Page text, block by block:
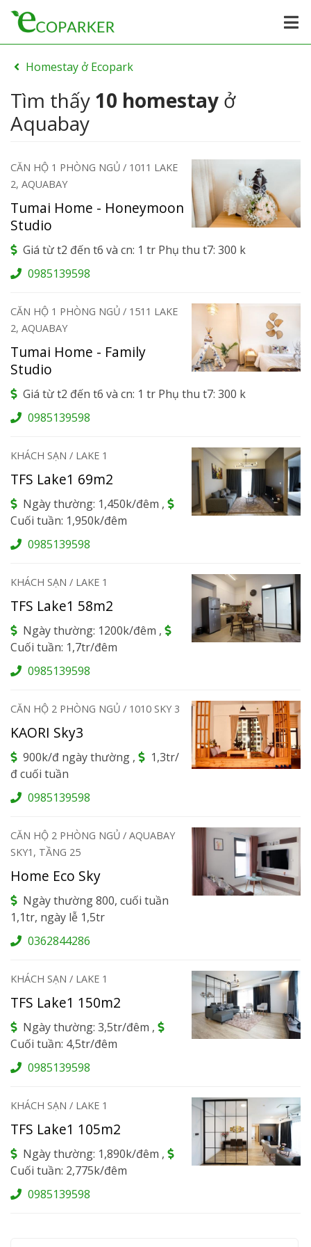
Homestay ở Ecopark
Tìm thấy 10 homestay ở
Aquabay
CĂN HỘ 1 PHÒNG NGỦ / 1011 LAKE
2, AQUABAY
Tumai Home - Honeymoon
Studio
Giá từ t2 đến t6 và cn: 1 tr Phụ thu t7: 300 k
0985139598
CĂN HỘ 1 PHÒNG NGỦ / 1511 LAKE
2, AQUABAY
Tumai Home - Family
Studio
Giá từ t2 đến t6 và cn: 1 tr Phụ thu t7: 300 k
0985139598
KHÁCH SẠN / LAKE 1
TFS Lake1 69m2
Ngày thường: 1,450k/đêm ,
Cuối tuần: 1,950k/đêm
0985139598
KHÁCH SẠN / LAKE 1
TFS Lake1 58m2
Ngày thường: 1200k/đêm ,
Cuối tuần: 1,7tr/đêm
0985139598
CĂN HỘ 2 PHÒNG NGỦ / 1010 SKY 3
KAORI Sky3
900k/đ ngày thường ,
1,3tr/
đ cuối tuần
0985139598
CĂN HỘ 2 PHÒNG NGỦ / AQUABAY
SKY1, TẦNG 25
Home Eco Sky
Ngày thường 800, cuối tuần
1,1tr, ngày lễ 1,5tr
0362844286
KHÁCH SẠN / LAKE 1
TFS Lake1 150m2
Ngày thường: 3,5tr/đêm ,
Cuối tuần: 4,5tr/đêm
0985139598
KHÁCH SẠN / LAKE 1
TFS Lake1 105m2
Ngày thường: 1,890k/đêm ,
Cuối tuần: 2,775k/đêm
0985139598